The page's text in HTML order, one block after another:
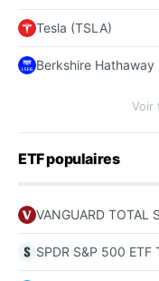
Tesla (TSLA)
Berkshire Hathaway
Voir
ETF populaires
VANGUARD TOTAL
SPDR S&P 500 ETF